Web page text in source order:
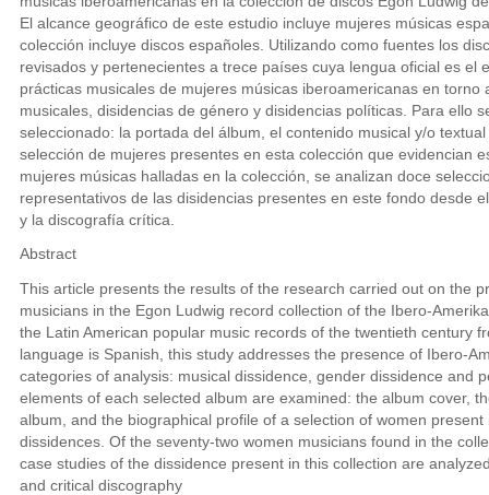
El alcance geográfico de este estudio incluye mujeres músicas
colección incluye discos españoles. Utilizando como fuentes los
revisados y pertenecientes a trece países cuya lengua oficial es el
prácticas musicales de mujeres músicas iberoamericanas en
musicales, disidencias de género y disidencias políticas. Para ello
seleccionado: la portada del álbum, el contenido musical y/o
selección de mujeres presentes en esta colección que evidencian
mujeres músicas halladas en la colección, se analizan doce
representativos de las disidencias presentes en este fondo desde
y la discografía crítica.
Abstract
This article presents the results of the research carried out on the
musicians in the Egon Ludwig record collection of the Ibero-
the Latin American popular music records of the twentieth century
language is Spanish, this study addresses the presence of Ibero-
categories of analysis: musical dissidence, gender dissidence and
elements of each selected album are examined: the album cover,
album, and the biographical profile of a selection of women
dissidences. Of the seventy-two women musicians found in the
case studies of the dissidence present in this collection are
and critical discography